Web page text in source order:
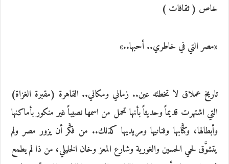
خاص ( ثقافات )
«مصر التي في خاطري.. أحبها..»
تاريخ عملاق لا تخطئه عين.. زماني ومكاني.. القاهرة (مقبرة الغزاة)
التي اشتهرت قديماً وحديثاً بأنها تحمل من اسمها نصيباً غير منكور بأماكنها
وأبطالها، وكتَّابها وفنانيها ومريديها كذلك.. من فكَّر أن يزور مصر ولم
يتشوَّق لحي الحسين والغورية وشارع المعز وخان الخليلي، من ذا لم يطمع